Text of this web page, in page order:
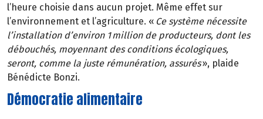
l’heure choisie dans aucun projet. Même effet sur
l’environnement et l’agriculture. « Ce système nécessite
l’installation d’environ 1 million de producteurs, dont les
débouchés, moyennant des conditions écologiques,
seront, comme la juste rémunération, assurés», plaide
Bénédicte Bonzi.
Démocratie alimentaire